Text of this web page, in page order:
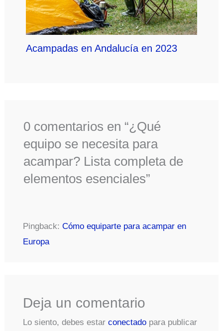
Acampadas en Andalucía en 2023
0 comentarios en “¿Qué
equipo se necesita para
acampar? Lista completa de
elementos esenciales”
Pingback: Cómo equiparte para acampar en
Europa
Deja un comentario
Lo siento, debes estar conectadopara publicar